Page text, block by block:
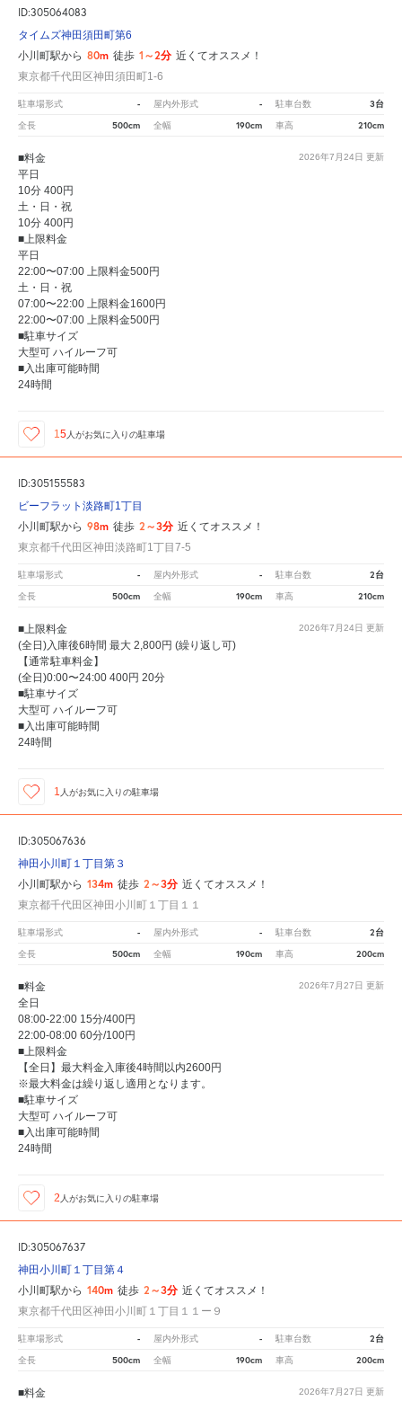
ID:305064083
タイムズ神田須田町第6
小川町駅から 80m 徒歩 1～2分 近くてオススメ！
東京都千代田区神田須田町1-6
駐車場形式 - 屋内外形式 - 駐車台数 3台
全長 500cm 全幅 190cm 車高 210cm
2026年7月24日 更新
■料金
平日
10分 400円
土・日・祝
10分 400円
■上限料金
平日
22:00〜07:00 上限料金500円
土・日・祝
07:00〜22:00 上限料金1600円
22:00〜07:00 上限料金500円
■駐車サイズ
大型可 ハイルーフ可
■入出庫可能時間
24時間
15 人がお気に入りの駐車場
ID:305155583
ビーフラット淡路町1丁目
小川町駅から 98m 徒歩 2～3分 近くてオススメ！
東京都千代田区神田淡路町1丁目7-5
駐車場形式 - 屋内外形式 - 駐車台数 2台
全長 500cm 全幅 190cm 車高 210cm
2026年7月24日 更新
■上限料金
(全日)入庫後6時間 最大 2,800円 (繰り返し可)
【通常駐車料金】
(全日)0:00〜24:00 400円 20分
■駐車サイズ
大型可 ハイルーフ可
■入出庫可能時間
24時間
1 人がお気に入りの駐車場
ID:305067636
神田小川町１丁目第３
小川町駅から 134m 徒歩 2～3分 近くてオススメ！
東京都千代田区神田小川町１丁目１１
駐車場形式 - 屋内外形式 - 駐車台数 2台
全長 500cm 全幅 190cm 車高 200cm
2026年7月27日 更新
■料金
全日
08:00-22:00 15分/400円
22:00-08:00 60分/100円
■上限料金
【全日】最大料金入庫後4時間以内2600円
※最大料金は繰り返し適用となります。
■駐車サイズ
大型可 ハイルーフ可
■入出庫可能時間
24時間
2 人がお気に入りの駐車場
ID:305067637
神田小川町１丁目第４
小川町駅から 140m 徒歩 2～3分 近くてオススメ！
東京都千代田区神田小川町１丁目１１ー９
駐車場形式 - 屋内外形式 - 駐車台数 2台
全長 500cm 全幅 190cm 車高 200cm
2026年7月27日 更新
■料金